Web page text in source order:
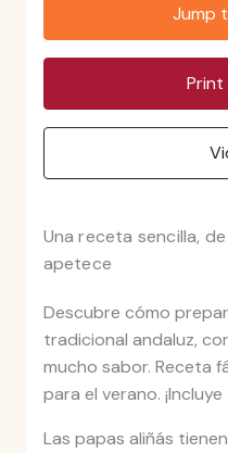
Jump
Print
Una receta sencilla,
apetece
Descubre cómo
tradicional andaluz,
mucho sabor. Receta
para el verano.
Las papas aliñás